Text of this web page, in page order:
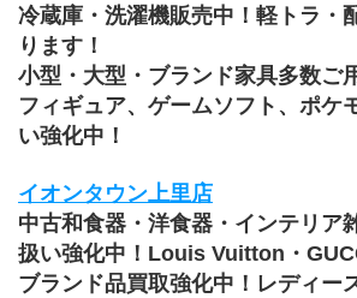
冷蔵庫・洗濯機販売中！軽トラ・
ります！
小型・大型・ブランド家具多数ご
フィギュア、ゲームソフト、ポケ
い強化中！
イオンタウン上里店
中古和食器・洋食器・インテリア
扱い強化中！Louis Vuitton・
ブランド品買取強化中！レディー